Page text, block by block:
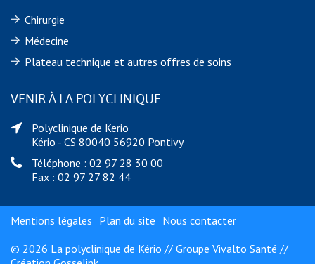
Chirurgie
Médecine
Plateau technique et autres offres de soins
VENIR À LA POLYCLINIQUE
Polyclinique de Kerio
Kério - CS 80040 56920 Pontivy
Téléphone : 02 97 28 30 00
Fax : 02 97 27 82 44
Mentions légales Plan du site Nous contacter
© 2026 La polyclinique de Kério // Groupe Vivalto Santé //